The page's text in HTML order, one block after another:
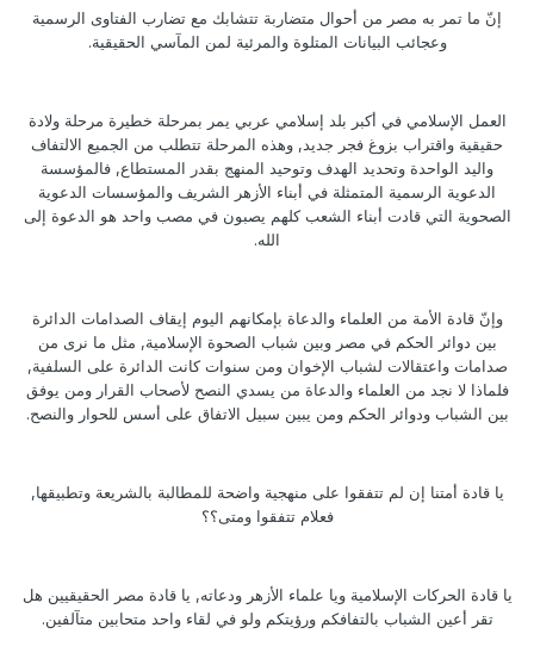
إنّ ما تمر به مصر من أحوال متضاربة تتشابك مع تضارب الفتاوى الرسمية
وعجائب البيانات المتلوة والمرئية لمن المآسي الحقيقية.
العمل الإسلامي في أكبر بلد إسلامي عربي يمر بمرحلة خطيرة مرحلة ولادة
حقيقية واقتراب بزوغ فجر جديد, وهذه المرحلة تتطلب من الجميع الالتفاف
واليد الواحدة وتحديد الهدف وتوحيد المنهج بقدر المستطاع, فالمؤسسة
الدعوية الرسمية المتمثلة في أبناء الأزهر الشريف والمؤسسات الدعوية
الصحوية التي قادت أبناء الشعب كلهم يصبون في مصب واحد هو الدعوة إلى
الله.
وإنّ قادة الأمة من العلماء والدعاة بإمكانهم اليوم إيقاف الصدامات الدائرة
بين دوائر الحكم في مصر وبين شباب الصحوة الإسلامية, مثل ما نرى من
صدامات واعتقالات لشباب الإخوان ومن سنوات كانت الدائرة على السلفية,
فلماذا لا نجد من العلماء والدعاة من يسدي النصح لأصحاب القرار ومن يوفق
بين الشباب ودوائر الحكم ومن يبين سبيل الاتفاق على أسس للحوار والنصح.
يا قادة أمتنا إن لم تتفقوا على منهجية واضحة للمطالبة بالشريعة وتطبيقها,
فعلام تتفقوا ومتى؟؟
يا قادة الحركات الإسلامية ويا علماء الأزهر ودعاته, يا قادة مصر الحقيقيين هل
تقر أعين الشباب بالتفافكم ورؤيتكم ولو في لقاء واحد متحابين متآلفين.